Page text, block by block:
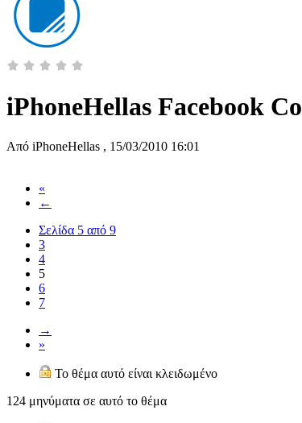
iPhoneHellas Facebook
Από iPhoneHellas , 15/03/2010 16:01
«
←
Σελίδα 5 από 9
3
4
5
6
7
→
»
Το θέμα αυτό είναι κλειδωμένο
124 μηνύματα σε αυτό το θέμα